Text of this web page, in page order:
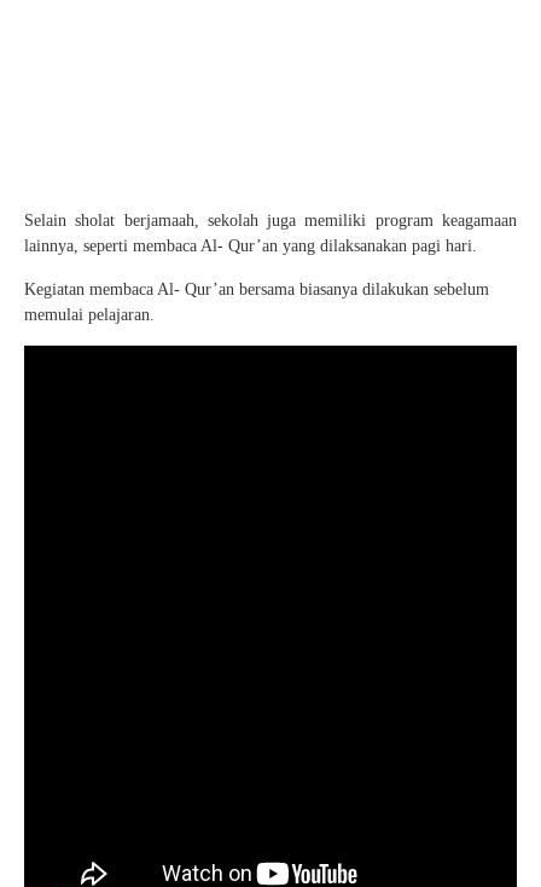
Selain sholat berjamaah, sekolah juga memiliki program keagamaan
lainnya, seperti membaca Al- Qur’an yang dilaksanakan pagi hari.
Kegiatan membaca Al- Qur’an bersama biasanya dilakukan sebelum
memulai pelajaran.